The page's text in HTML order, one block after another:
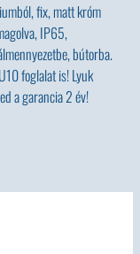
fix, matt króm
IP65,
bútorba.
foglalat is! Lyuk
a garancia 2 év!